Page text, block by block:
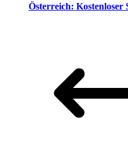
Österreich: Kostenloser